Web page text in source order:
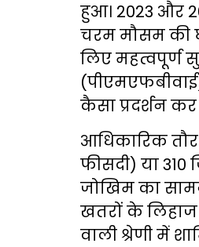
हुआ। 2023 और
चरम मौसम की
लिए महत्वपूर्ण
कैसा प्रदर्शन कर
आधिकारिक
फीसदी) या 310
जोखिम का
खतरों के लिहाज
वाली श्रेणी में